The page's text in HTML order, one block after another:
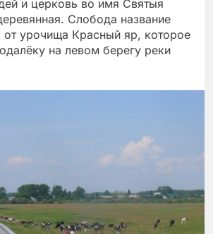
и церковь во имя Святыя
Слобода название
от урочища Красный яр, которое
на левом берегу реки